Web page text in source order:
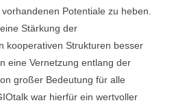
Potentiale zu heben.
Stärkung der
kooperativen Strukturen besser
eine Vernetzung entlang der
großer Bedeutung für alle
war hierfür ein wertvoller